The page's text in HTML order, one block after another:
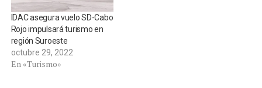
IDAC asegura vuelo SD-Cabo
Rojo impulsará turismo en
región Suroeste
octubre 29, 2022
En «Turismo»